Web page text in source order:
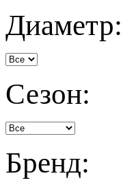
Диаметр:
Сезон:
Бренд: